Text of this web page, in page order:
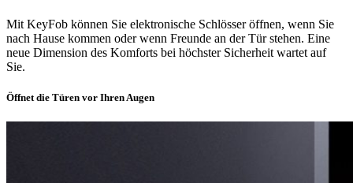
Mit KeyFob können Sie elektronische Schlösser öffnen, wenn Sie
nach Hause kommen oder wenn Freunde an der Tür stehen. Eine
neue Dimension des Komforts bei höchster Sicherheit wartet auf
Sie.
Öffnet die Türen vor Ihren Augen